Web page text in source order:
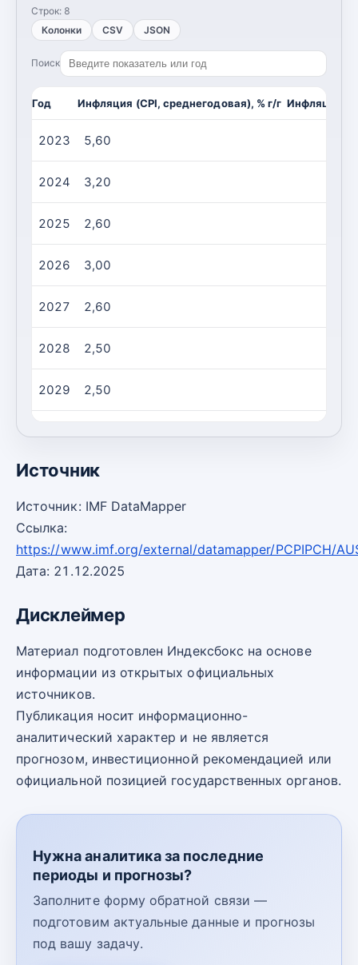
Строк: 8
Колонки
CSV JSON
Поиск
Год Инфляция (CPI, среднегодовая), % г/г Инфляция
2023 5,60
2024 3,20
2025 2,60
2026 3,00
2027 2,60
2028 2,50
2029 2,50
Источник
Источник: IMF DataMapper
Ссылка:
https://www.imf.org/external/datamapper/PCPIPCH/
Дата: 21.12.2025
Дисклеймер
Материал подготовлен Индексбокс на основе
информации из открытых официальных
источников.
Публикация носит информационно-
аналитический характер и не является
прогнозом, инвестиционной рекомендацией или
официальной позицией государственных органов.
Нужна аналитика за последние
периоды и прогнозы?
Заполните форму обратной связи —
подготовим актуальные данные и прогнозы
под вашу задачу.